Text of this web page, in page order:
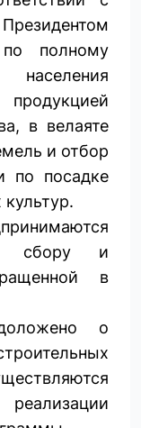
по полному
в велаяте
и отбор
по посадке
сбору и
в
о